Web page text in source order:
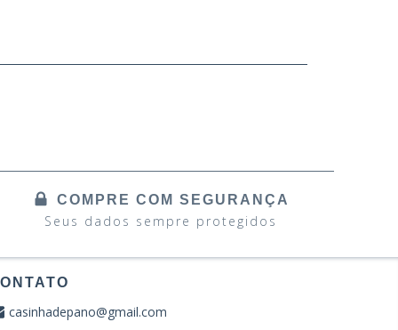
COMPRE COM SEGURANÇA
Seus dados sempre protegidos
casinhadepano@gmail.com